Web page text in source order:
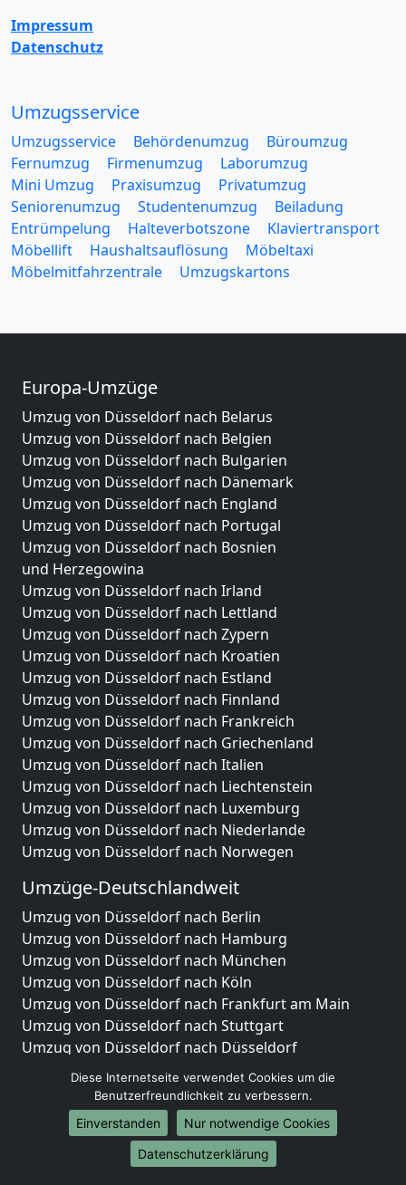
Impressum
Datenschutz
Umzugsservice
Umzugsservice Behördenumzug
Büroumzug
Fernumzug
Firmenumzug
Laborumzug
Mini Umzug
Praxisumzug
Privatumzug
Seniorenumzug
Studentenumzug
Beiladung
Entrümpelung
Halteverbotszone
Klaviertransport
Möbellift
Haushaltsauflösung
Möbeltaxi
Möbelmitfahrzentrale
Umzugskartons
Europa-Umzüge
Umzug von Düsseldorf nach Belarus
Umzug von Düsseldorf nach Belgien
Umzug von Düsseldorf nach Bulgarien
Umzug von Düsseldorf nach Dänemark
Umzug von Düsseldorf nach England
Umzug von Düsseldorf nach Portugal
Umzug von Düsseldorf nach Bosnien
und Herzegowina
Umzug von Düsseldorf nach Irland
Umzug von Düsseldorf nach Lettland
Umzug von Düsseldorf nach Zypern
Umzug von Düsseldorf nach Kroatien
Umzug von Düsseldorf nach Estland
Umzug von Düsseldorf nach Finnland
Umzug von Düsseldorf nach Frankreich
Umzug von Düsseldorf nach Griechenland
Umzug von Düsseldorf nach Italien
Umzug von Düsseldorf nach Liechtenstein
Umzug von Düsseldorf nach Luxemburg
Umzug von Düsseldorf nach Niederlande
Umzug von Düsseldorf nach Norwegen
Umzüge-Deutschlandweit
Umzug von Düsseldorf nach Berlin
Umzug von Düsseldorf nach Hamburg
Umzug von Düsseldorf nach München
Umzug von Düsseldorf nach Köln
Umzug von Düsseldorf nach Frankfurt am Main
Umzug von Düsseldorf nach Stuttgart
Umzug von Düsseldorf nach Düsseldorf
Umzug von Düsseldorf nach Leipzig
Umzug von Düsseldorf nach Dortmund
Umzug von Düsseldorf nach Essen
Umzug von Düsseldorf nach Bremen
Umzug von Düsseldorf nach Dresden
Diese Internetseite verwendet Cookies um die
Benutzerfreundlichkeit zu verbessern.
Einverstanden
Nur notwendige Cookies
Datenschutzerklärung